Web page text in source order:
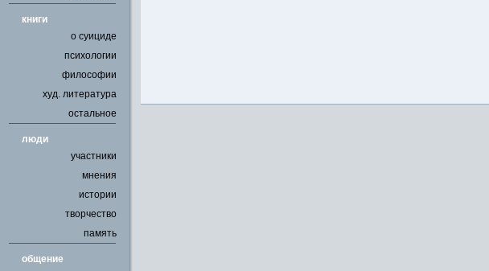
книги
о суициде
психологии
философии
худ. литература
остальное
люди
участники
мнения
истории
творчество
память
общение